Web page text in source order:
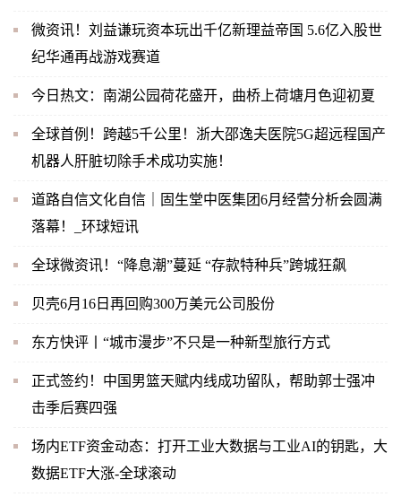
微资讯！刘益谦玩资本玩出千亿新理益帝国 5.6亿入股世
纪华通再战游戏赛道
今日热文：南湖公园荷花盛开，曲桥上荷塘月色迎初夏
全球首例！跨越5千公里！浙大邵逸夫医院5G超远程国产
机器人肝脏切除手术成功实施！
道路自信文化自信｜固生堂中医集团6月经营分析会圆满
落幕！_环球短讯
全球微资讯！“降息潮”蔓延 “存款特种兵”跨城狂飙
贝壳6月16日再回购300万美元公司股份
东方快评丨“城市漫步”不只是一种新型旅行方式
正式签约！中国男篮天赋内线成功留队，帮助郭士强冲
击季后赛四强
场内ETF资金动态：打开工业大数据与工业AI的钥匙，大
数据ETF大涨-全球滚动